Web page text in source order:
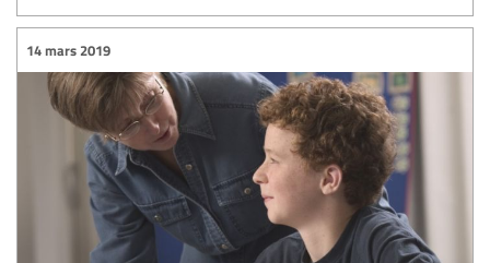
14 mars 2019